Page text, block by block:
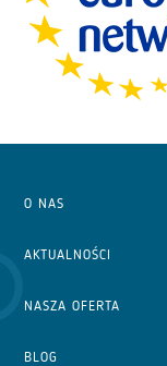
O NAS
AKTUALNOŚCI
NASZA OFERTA
BLOG